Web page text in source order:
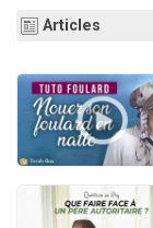
Articles